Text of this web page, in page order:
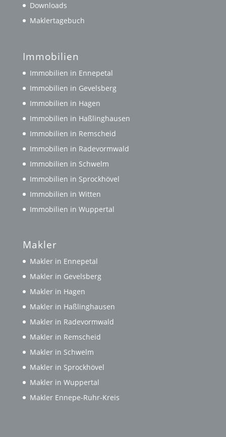
Downloads
Maklertagebuch
Immobilien
Immobilien in Ennepetal
Immobilien in Gevelsberg
Immobilien in Hagen
Immobilien in Haßlinghausen
Immobilien in Remscheid
Immobilien in Radevormwald
Immobilien in Schwelm
Immobilien in Sprockhövel
Immobilien in Witten
Immobilien in Wuppertal
Makler
Makler in Ennepetal
Makler in Gevelsberg
Makler in Hagen
Makler in Haßlinghausen
Makler in Radevormwald
Makler in Remscheid
Makler in Schwelm
Makler in Sprockhövel
Makler in Wuppertal
Makler Ennepe-Ruhr-Kreis